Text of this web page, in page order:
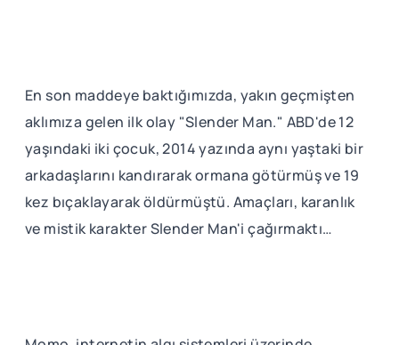
En son maddeye baktığımızda, yakın geçmişten
aklımıza gelen ilk olay "Slender Man." ABD'de 12
yaşındaki iki çocuk, 2014 yazında aynı yaştaki bir
arkadaşlarını kandırarak ormana götürmüş ve 19
kez bıçaklayarak öldürmüştü. Amaçları, karanlık
ve mistik karakter Slender Man'i çağırmaktı…